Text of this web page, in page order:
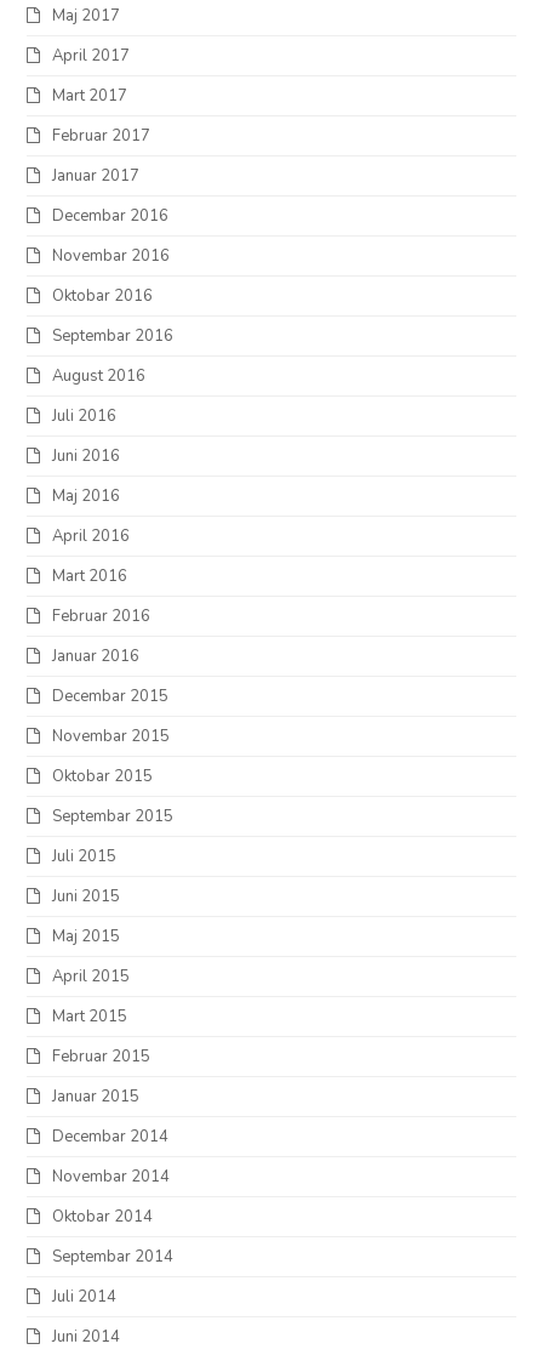
Maj 2017
April 2017
Mart 2017
Februar 2017
Januar 2017
Decembar 2016
Novembar 2016
Oktobar 2016
Septembar 2016
August 2016
Juli 2016
Juni 2016
Maj 2016
April 2016
Mart 2016
Februar 2016
Januar 2016
Decembar 2015
Novembar 2015
Oktobar 2015
Septembar 2015
Juli 2015
Juni 2015
Maj 2015
April 2015
Mart 2015
Februar 2015
Januar 2015
Decembar 2014
Novembar 2014
Oktobar 2014
Septembar 2014
Juli 2014
Juni 2014